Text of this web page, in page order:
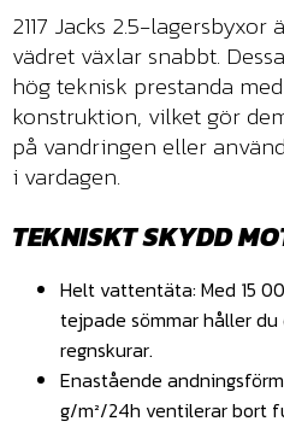
2117 Jacks 2.5-
vädret växlar snabbt.
hög teknisk prestanda
konstruktion, vilket gör
på vandringen eller
i vardagen.
TEKNISKT SKYDD
Helt vattentäta: Med 15
tejpade sömmar håller
regnskurar.
Enastående
g/m²/24h ventilerar bort